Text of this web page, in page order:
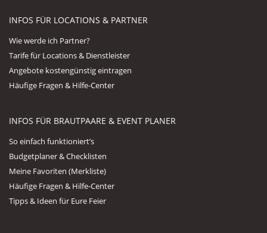
INFOS FÜR LOCATIONS & PARTNER
Wie werde ich Partner?
Tarife für Locations & Dienstleister
Angebote kostengünstig eintragen
Häufige Fragen & Hilfe-Center
INFOS FÜR BRAUTPAARE & EVENT PLANER
So einfach funktioniert’s
Budgetplaner & Checklisten
Meine Favoriten (Merkliste)
Häufige Fragen & Hilfe-Center
Tipps & Ideen für Eure Feier